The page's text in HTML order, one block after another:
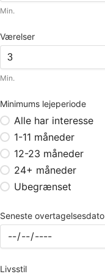
Min.
Værelser
Min.
Minimums lejeperiode
Alle har interesse
1-11 måneder
12-23 måneder
24+ måneder
Ubegrænset
Seneste overtagelsesdato
Livsstil